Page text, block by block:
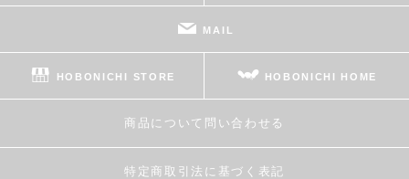
MAIL
HOBONICHI STORE HOBONICHI HOME
商品について問い合わせる
特定商取引法に基づく表記